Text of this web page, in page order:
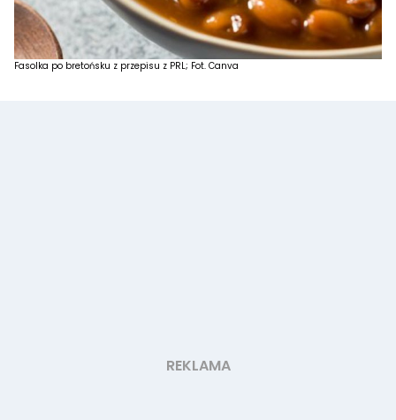
Fasolka po bretońsku z przepisu z PRL; Fot. Canva